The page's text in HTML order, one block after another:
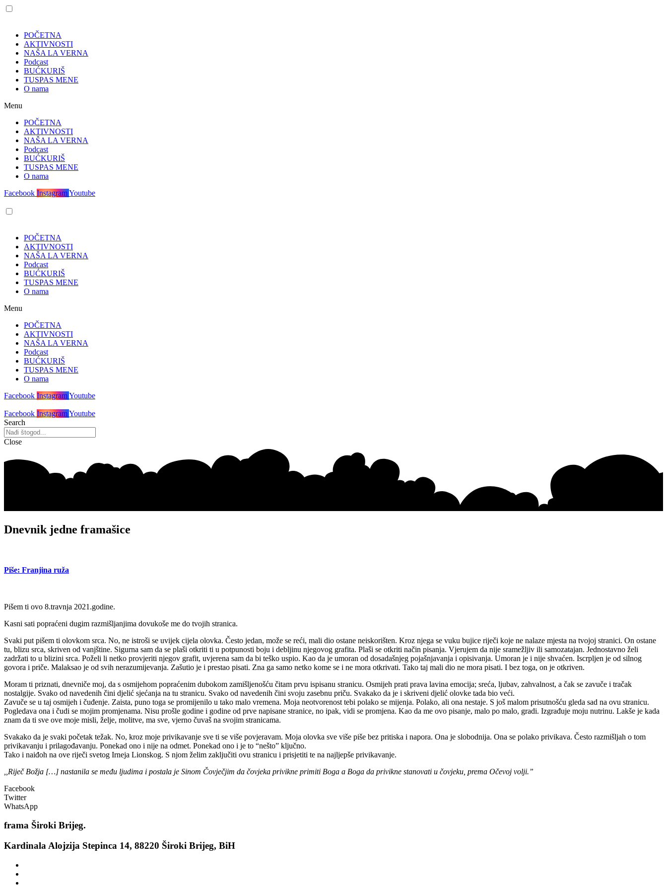
POČETNA
AKTIVNOSTI
NAŠA LA VERNA
Podcast
BUĆKURIŠ
TUSPAS MENE
O nama
Menu
POČETNA
AKTIVNOSTI
NAŠA LA VERNA
Podcast
BUĆKURIŠ
TUSPAS MENE
O nama
Facebook InstagramYoutube
POČETNA
AKTIVNOSTI
NAŠA LA VERNA
Podcast
BUĆKURIŠ
TUSPAS MENE
O nama
Menu
POČETNA
AKTIVNOSTI
NAŠA LA VERNA
Podcast
BUĆKURIŠ
TUSPAS MENE
O nama
Facebook InstagramYoutube
Facebook InstagramYoutube
Search
Close
Dnevnik jedne framašice
Piše: Franjina ruža
Pišem ti ovo 8.travnja 2021.godine.
Kasni sati popraćeni dugim razmišljanjima dovukoše me do tvojih stranica.
Svaki put pišem ti olovkom srca. No, ne istroši se uvijek cijela olovka. Često jedan, može se reći, mali dio ostane neiskorišten. Kroz njega se vuku bujice riječi koje ne nalaze mjesta na tvojoj stranici. On ostane
tu, blizu srca, skriven od vanjštine. Sigurna sam da se plaši otkriti ti u potpunosti boju i debljinu njegovog grafita. Plaši se otkriti način pisanja. Vjerujem da nije sramežljiv ili samozatajan. Jednostavno želi
zadržati to u blizini srca. Poželi li netko provjeriti njegov grafit, uvjerena sam da bi teško uspio. Kao da je umoran od dosadašnjeg pojašnjavanja i opisivanja. Umoran je i nije shvaćen. Iscrpljen je od silnog
govora i priče. Malaksao je od svih nerazumijevanja. Zašutio je i prestao pisati. Zna ga samo netko kome se i ne mora otkrivati. Tako taj mali dio ne mora pisati. I bez toga, on je otkriven.
Moram ti priznati, dnevniče moj, da s osmijehom popraćenim dubokom zamišljenošću čitam prvu ispisanu stranicu. Osmijeh prati prava lavina emocija; sreća, ljubav, zahvalnost, a čak se zavuče i tračak
nostalgije. Svako od navedenih čini djelić sjećanja na tu stranicu. Svako od navedenih čini svoju zasebnu priču. Svakako da je i skriveni djelić olovke tada bio veći.
Zavuče se u taj osmijeh i čuđenje. Zaista, puno toga se promijenilo u tako malo vremena. Moja neotvorenost tebi polako se mijenja. Polako, ali ona nestaje. S još malom prisutnošću gleda sad na ovu stranicu.
Pogledava ona i čudi se mojim promjenama. Nisu prošle godine i godine od prve napisane stranice, no ipak, vidi se promjena. Kao da me ovo pisanje, malo po malo, gradi. Izgrađuje moju nutrinu. Lakše je kada
znam da ti sve ove moje misli, želje, molitve, ma sve, vjerno čuvaš na svojim stranicama.
Svakako da je svaki početak težak. No, kroz moje privikavanje sve ti se više povjeravam. Moja olovka sve više piše bez pritiska i napora. Ona je slobodnija. Ona se polako privikava. Često razmišljah o tom
privikavanju i prilagođavanju. Ponekad ono i nije na odmet. Ponekad ono i je to “nešto” ključno.
Tako i naiđoh na ove riječi svetog Irneja Lionskog. S njom želim zaključiti ovu stranicu i prisjetiti te na najljepše privikavanje.
,,Riječ Božja […] nastanila se među ljudima i postala je Sinom Čovječjim da čovjeka privikne primiti Boga a Boga da privikne stanovati u čovjeku, prema Očevoj volji.”
Facebook
Twitter
WhatsApp
frama Široki Brijeg.
Kardinala Alojzija Stepinca 14, 88220 Široki Brijeg, BiH